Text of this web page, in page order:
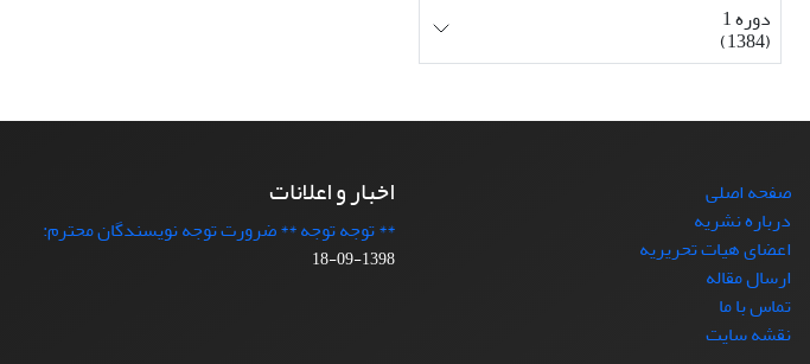
دوره 1
(1384)
صفحه اصلی
درباره نشریه
اعضای هیات تحریریه
ارسال مقاله
تماس با ما
نقشه سایت
اخبار و اعلانات
** توجه توجه ** ضرورت توجه نویسندگان محترم:
1398-09-18